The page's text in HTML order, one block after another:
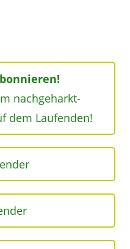
nachgeharkt-
dem Laufenden!